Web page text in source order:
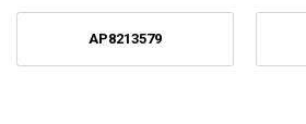
AP8213579